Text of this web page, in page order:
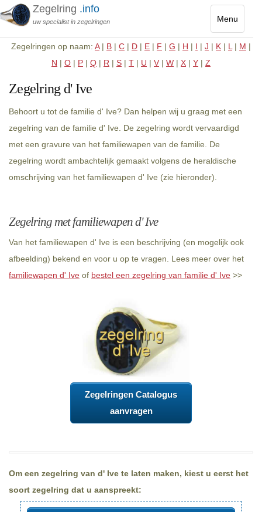
Menu
Toggle
Zegelring .info
uw specialist in zegelringen
Zegelringen op naam: A| B | C | D | E | F | G | H | I | J | K | L | M |
N | O | P | Q | R | S | T | U | V | W | X | Y | Z
Zegelring d' Ive
Behoort u tot de familie d' Ive? Dan helpen wij u graag met een
zegelring van de familie d' Ive. De zegelring wordt vervaardigd
met een gravure van het familiewapen van de familie. De
zegelring wordt ambachtelijk gemaakt volgens de heraldische
omschrijving van het familiewapen d' Ive (zie hieronder).
Zegelring met familiewapen d' Ive
Van het familiewapen d' Ive is een beschrijving (en mogelijk ook
afbeelding) bekend en voor u op te vragen. Lees meer over het
familiewapen d' Ive of bestel een zegelring van familie d' Ive >>
Zegelringen Catalogus
aanvragen
Om een zegelring van d' Ive te laten maken, kiest u eerst het
soort zegelring dat u aanspreekt: